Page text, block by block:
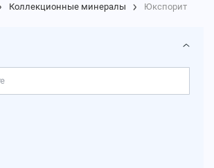
Коллекционные минералы Юкспорит